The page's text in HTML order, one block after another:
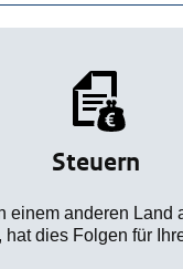
Steuern
einem anderen Land
hat dies Folgen für